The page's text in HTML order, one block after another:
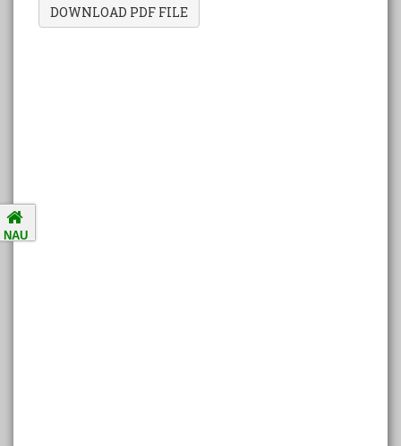
DOWNLOAD PDF FILE
NAU